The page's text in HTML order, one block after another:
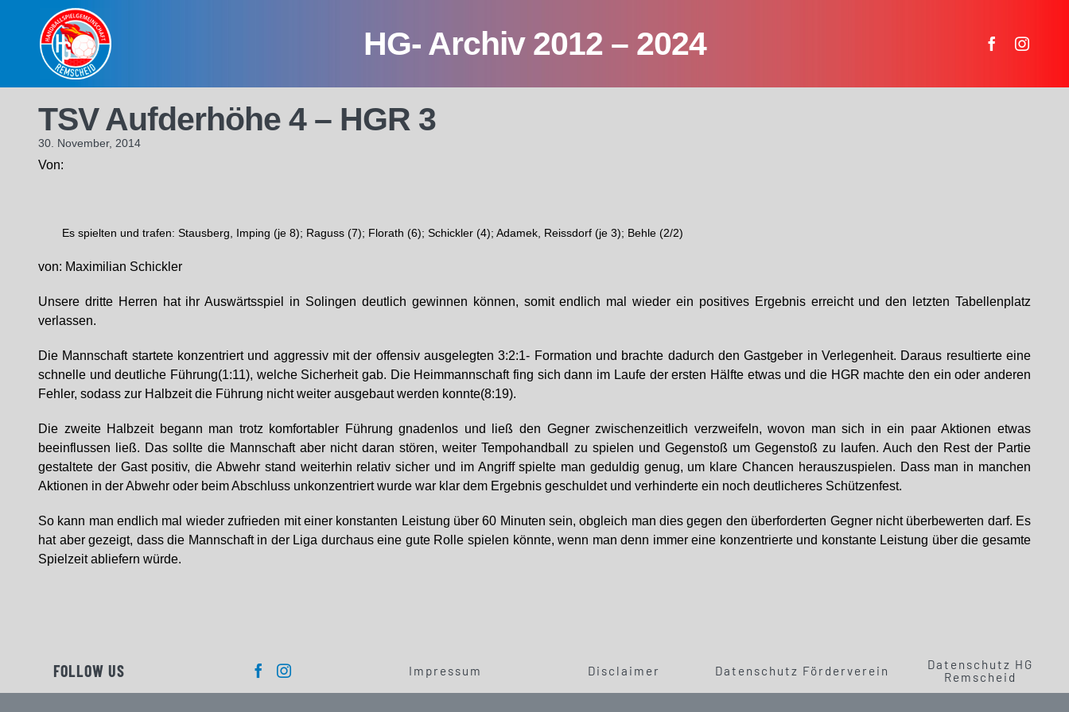
content
HG- Archiv 2012 – 2024
TSV Aufderhöhe 4 – HGR 3
30. November, 2014
Von:
Es spielten und trafen: Stausberg, Imping (je 8); Raguss (7); Florath (6); Schickler (4); Adamek, Reissdorf (je 3); Behle (2/2)
von: Maximilian Schickler
Unsere dritte Herren hat ihr Auswärtsspiel in Solingen deutlich gewinnen können, somit endlich mal wieder ein positives Ergebnis erreicht und den letzten Tabellenplatz
verlassen.
Die Mannschaft startete konzentriert und aggressiv mit der offensiv ausgelegten 3:2:1- Formation und brachte dadurch den Gastgeber in Verlegenheit. Daraus resultierte eine
schnelle und deutliche Führung(1:11), welche Sicherheit gab. Die Heimmannschaft fing sich dann im Laufe der ersten Hälfte etwas und die HGR machte den ein oder anderen
Fehler, sodass zur Halbzeit die Führung nicht weiter ausgebaut werden konnte(8:19).
Die zweite Halbzeit begann man trotz komfortabler Führung gnadenlos und ließ den Gegner zwischenzeitlich verzweifeln, wovon man sich in ein paar Aktionen etwas
beeinflussen ließ. Das sollte die Mannschaft aber nicht daran stören, weiter Tempohandball zu spielen und Gegenstoß um Gegenstoß zu laufen. Auch den Rest der Partie
gestaltete der Gast positiv, die Abwehr stand weiterhin relativ sicher und im Angriff spielte man geduldig genug, um klare Chancen herauszuspielen. Dass man in manchen
Aktionen in der Abwehr oder beim Abschluss unkonzentriert wurde war klar dem Ergebnis geschuldet und verhinderte ein noch deutlicheres Schützenfest.
So kann man endlich mal wieder zufrieden mit einer konstanten Leistung über 60 Minuten sein, obgleich man dies gegen den überforderten Gegner nicht überbewerten darf. Es
hat aber gezeigt, dass die Mannschaft in der Liga durchaus eine gute Rolle spielen könnte, wenn man denn immer eine konzentrierte und konstante Leistung über die gesamte
Spielzeit abliefern würde.
FOLLOW US Impressum Disclaimer Datenschutz Förderverein
Datenschutz HG
Remscheid